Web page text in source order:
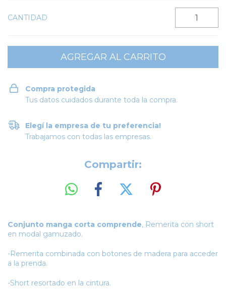
CANTIDAD
Compra protegida
Tus datos cuidados durante toda la compra.
Elegí la empresa de tu preferencia!
Trabajamos con todas las empresas.
Compartir:
Conjunto manga corta comprende, Remerita con short
en modal gamuzado.
-Remerita combinada con botones de madera para acceder
a la prenda.
-Short resortado en la cintura.